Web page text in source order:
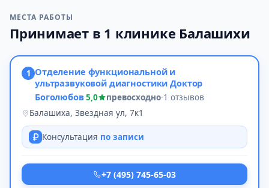
МЕСТА РАБОТЫ
Принимает в 1 клинике Балашихи
1 Отделение функциональной и
ультразвуковой диагностики Доктор
Боголюбов5,0 превосходно·1 отзывов
Балашиха, Звездная ул, 7к1
Консультация по записи
+7 (495) 745-65-03